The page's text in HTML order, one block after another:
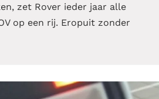
zet Rover ieder jaar alle
op een rij. Eropuit zonder